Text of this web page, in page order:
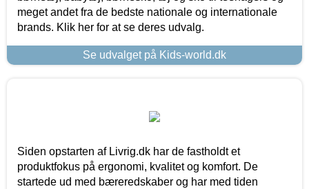
meget andet fra de bedste nationale og internationale
brands. Klik her for at se deres udvalg.
Se udvalget på Kids-world.dk
Siden opstarten af Livrig.dk har de fastholdt et
produktfokus på ergonomi, kvalitet og komfort. De
startede ud med bæreredskaber og har med tiden